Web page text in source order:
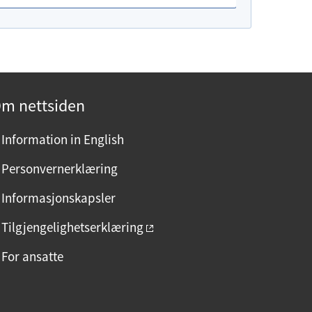
nettsiden
Information in English
Personvernerklæring
Informasjonskapsler
Tilgjengelighetserklæring
For ansatte